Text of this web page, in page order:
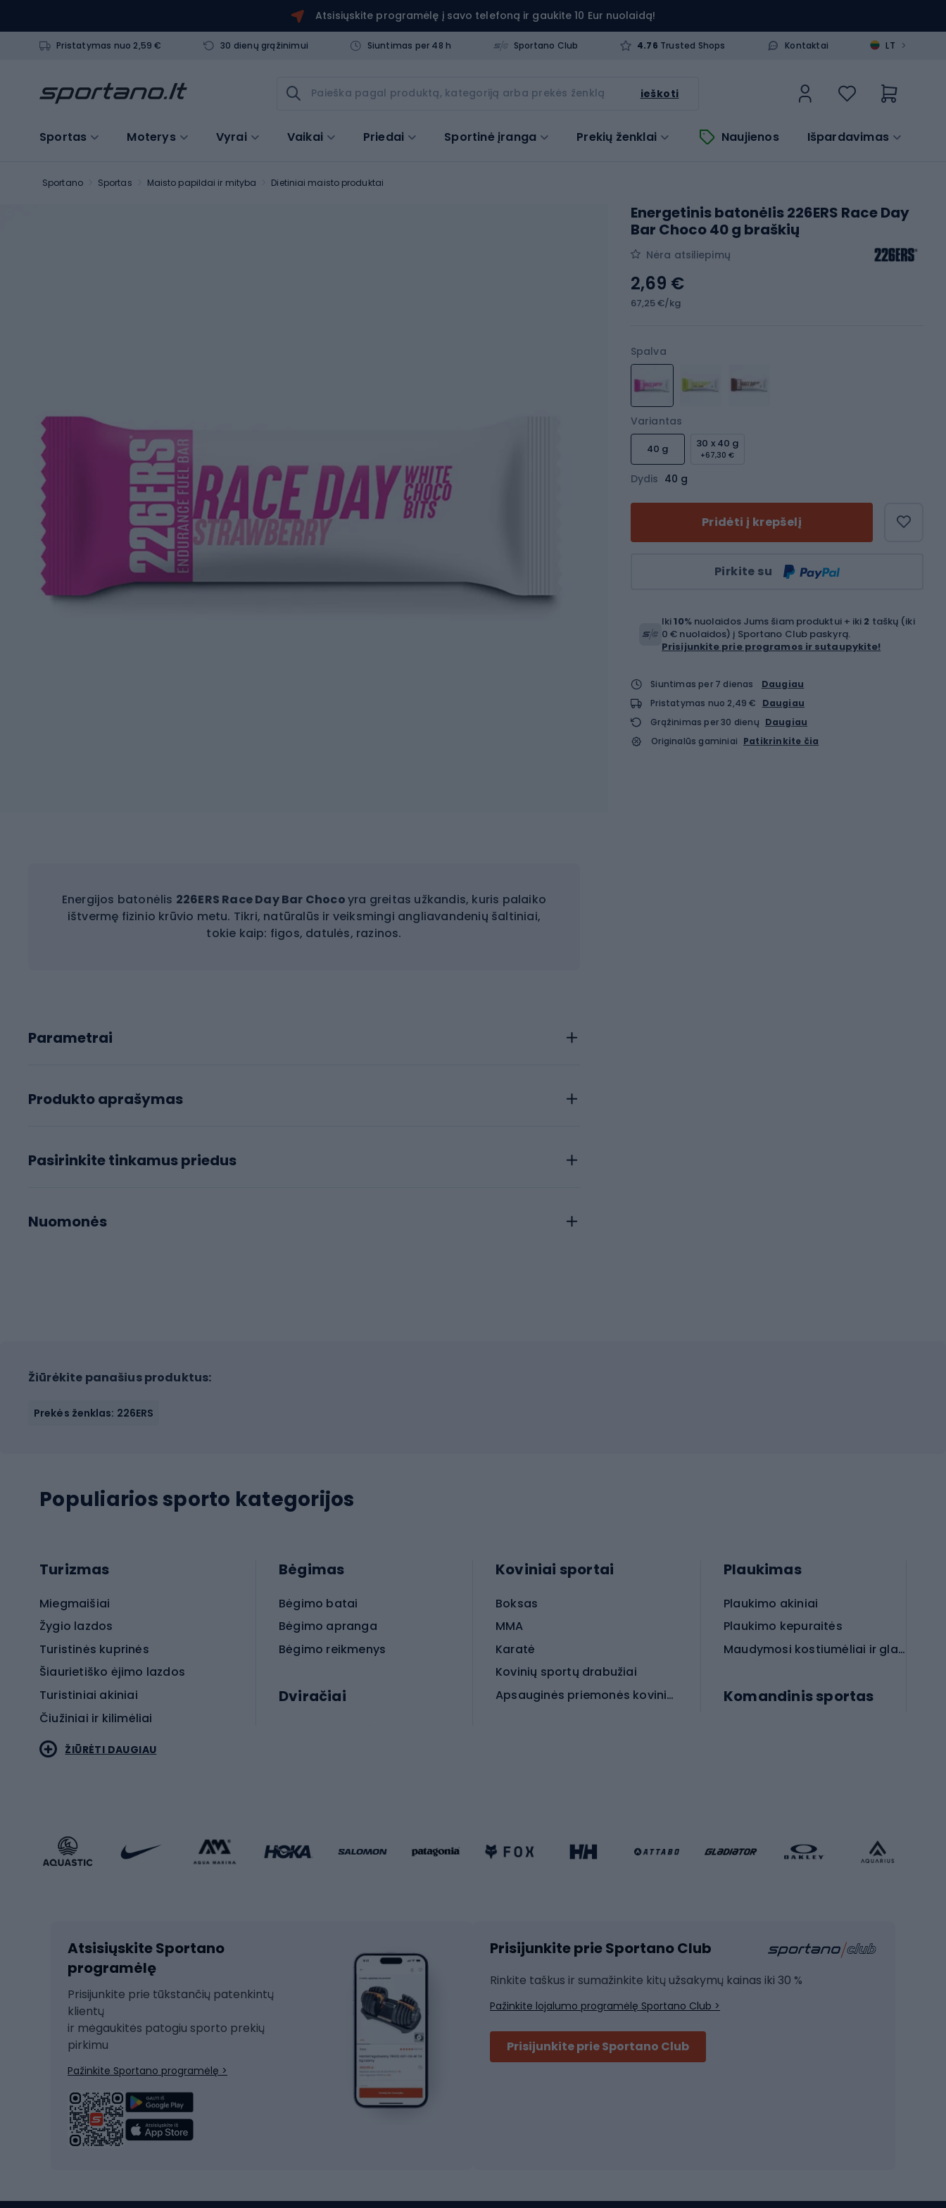
Atsisiųskite programėlę į savo telefoną ir gaukite 10 Eur nuolaidą!
Pristatymas nuo 2,59 € 30 dienų grąžinimui Siuntimas per 48 h Sportano Club 4.76 Trusted Shops Kontaktai LT >
ieškoti
Sportas Moterys Vyrai Vaikai Priedai Sportinė įranga Prekių ženklai Naujienos Išpardavimas
Sportano Sportas Maisto papildai ir mityba Dietiniai maisto produktai
Energijos batonėlis 226ERS Race Day Bar Chocoyra greitas užkandis, kuris palaiko
ištvermę fizinio krūvio metu. Tikri, natūralūs ir veiksmingi angliavandenių šaltiniai,
tokie kaip: figos, datulės, razinos.
Parametrai
Produkto aprašymas
Pasirinkite tinkamus priedus
Nuomonės
Energetinis batonėlis 226ERS Race Day
Bar Choco 40 g braškių
Nėra atsiliepimų
Spalva
Variantas
40 g 30 x 40 g
+67,30 €
Dydis 40 g
Pridėti į krepšelį
Pirkite su
2,69 €
67,25 €/kg
Iki10% nuolaidos Jums šiam produktui + iki 2 taškų (iki
0 € nuolaidos) į Sportano Club paskyrą.
Prisijunkite prie programos ir sutaupykite!
Siuntimas per 7 dienas
Daugiau
Pristatymas nuo 2,49 €
Daugiau
Grąžinimas per 30 dienų Daugiau
Originalūs gaminiai Patikrinkite čia
Žiūrėkite panašius produktus:
Prekės ženklas: 226ERS
Populiarios sporto kategorijos
Turizmas
Miegmaišiai
Žygio lazdos
Turistinės kuprinės
Šiaurietiško ėjimo lazdos
Turistiniai akiniai
Čiužiniai ir kilimėliai
Sportinio stiliaus avalynė
Sportinio stiliaus aksesuarai
Čiuožimas
Rogės
Žygio batai
Alpinizmo batai
Turistiniai batai
Vandens sportai
Baidarės
Bėgimas
Bėgimo batai
Bėgimo apranga
Bėgimo reikmenys
Dviračiai
Vaikiški dviračiai
Dviračių marškinėliai
Dviračių kelnės
Dviračių striukės
Dviračių džemperiai
Dviračių kepurės
Dviračių priedai
Koviniai sportai
Boksas
MMA
Karatė
Kovinių sportų drabužiai
Apsauginės priemonės koviniam sportui
Riedučiai
Rakečių sportas
Badmintonas
Stalo tenisas
Tenisas
Plaukimas
Plaukimo akiniai
Plaukimo kepuraitės
Maudymosi kostiumėliai ir glaudės
Komandinis sportas
Krepšinio apranga
Jėgos įranga
Joga
ŽIŪRĖTI DAUGIAU
Atsisiųskite Sportano
programėlę
Prisijunkite prie tūkstančių patenkintų
klientų
ir mėgaukitės patogiu sporto prekių
pirkimu
Pažinkite Sportano programėlę >
Prisijunkite prie Sportano Club
Rinkite taškus ir sumažinkite kitų užsakymų kainas iki 30 %
Pažinkite lojalumo programėlę Sportano Club >
Prisijunkite prie Sportano Club